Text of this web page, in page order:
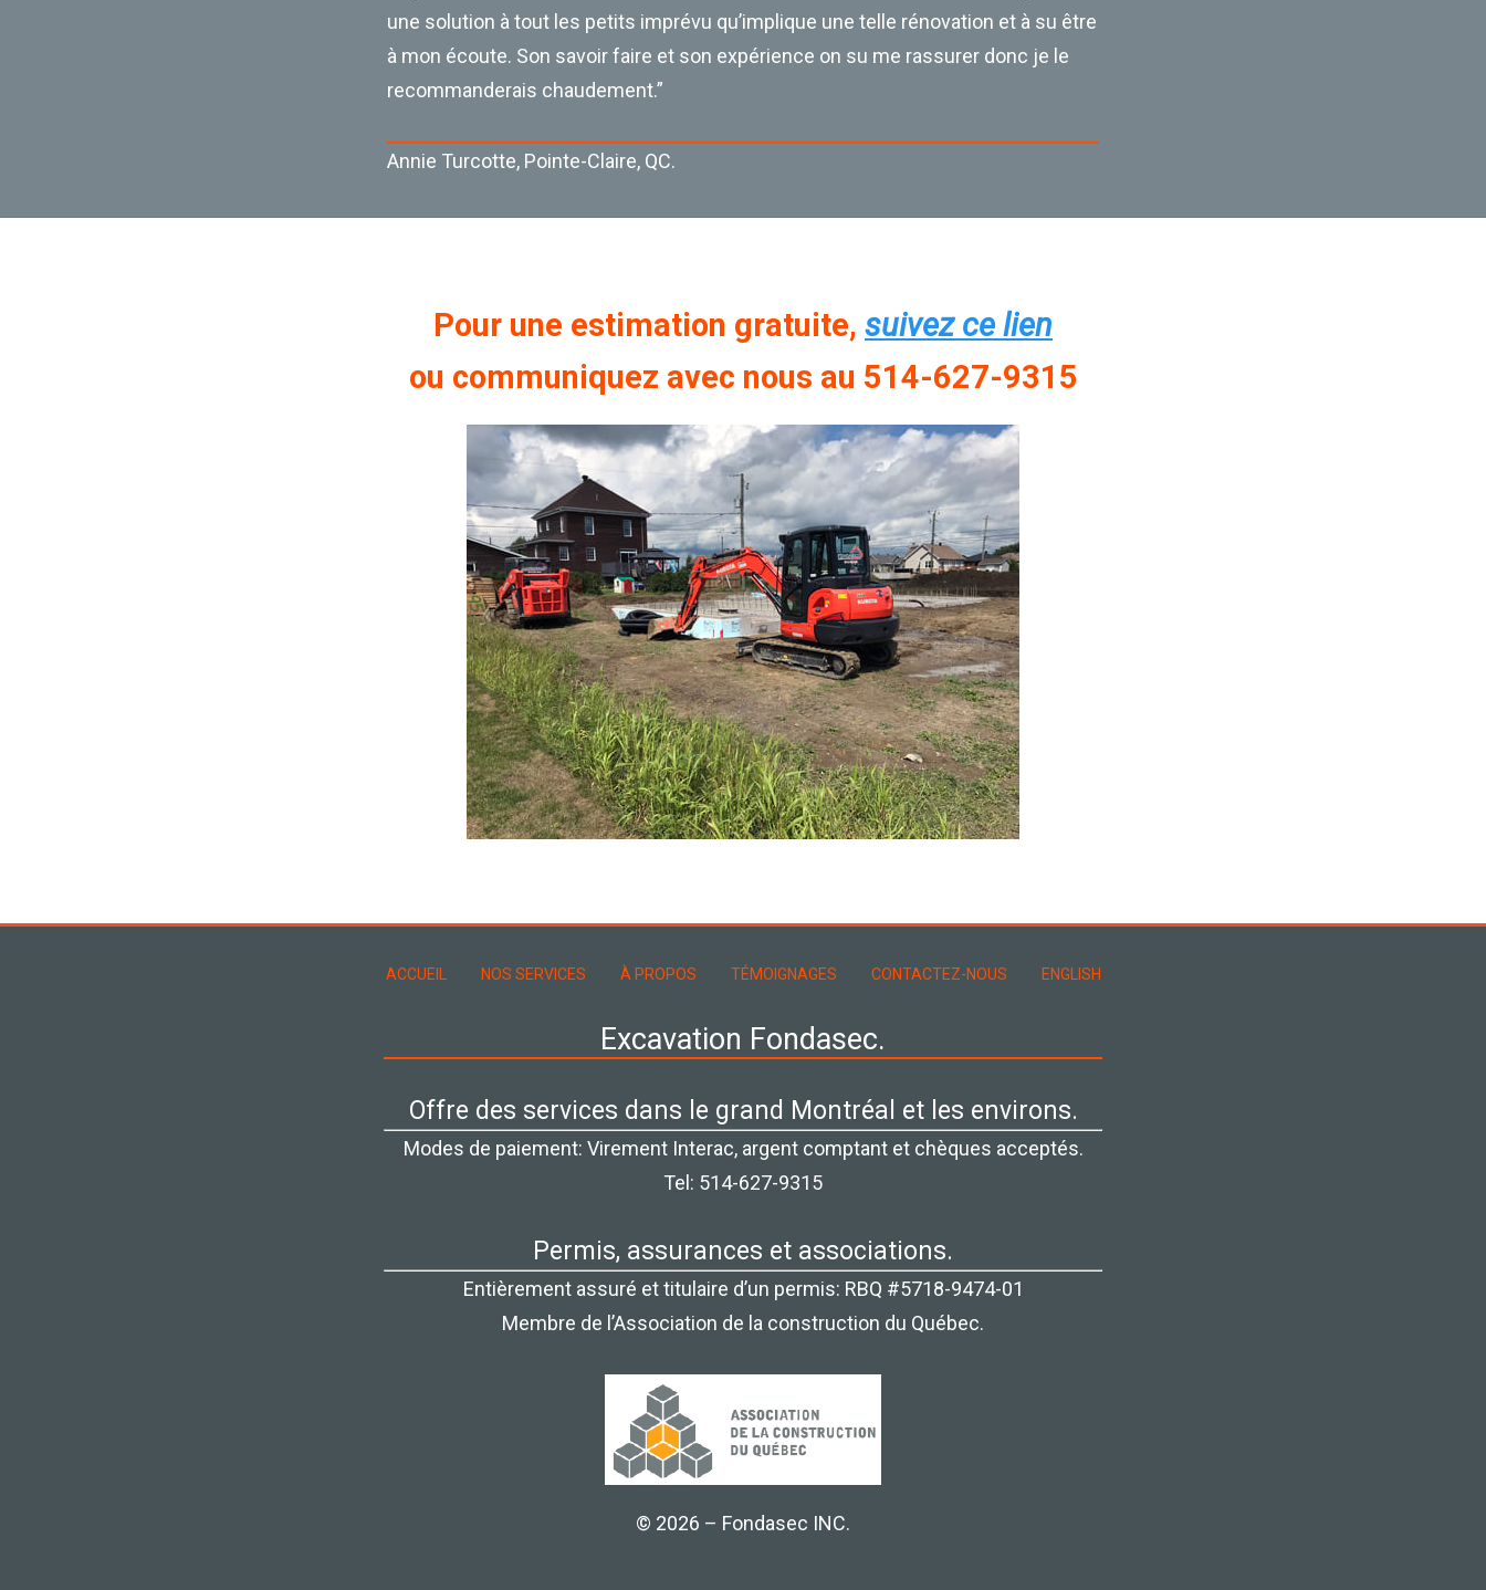
une solution à tout les petits imprévu qu’implique une telle rénovation et à su être
à mon écoute. Son savoir faire et son expérience on su me rassurer donc je le
recommanderais chaudement.”
Annie Turcotte, Pointe-Claire, QC.
Pour une estimation gratuite, suivez ce lien
ou communiquez avec nous au 514-627-9315
ACCUEIL NOS SERVICES À PROPOS TÉMOIGNAGES CONTACTEZ-NOUS ENGLISH
Excavation Fondasec.
Offre des services dans le grand Montréal et les environs.
Modes de paiement: Virement Interac, argent comptant et chèques acceptés.
Tel: 514-627-9315
Permis, assurances et associations.
Entièrement assuré et titulaire d’un permis: RBQ #5718-9474-01
Membre de l’Association de la construction du Québec.
© 2026 – Fondasec INC.